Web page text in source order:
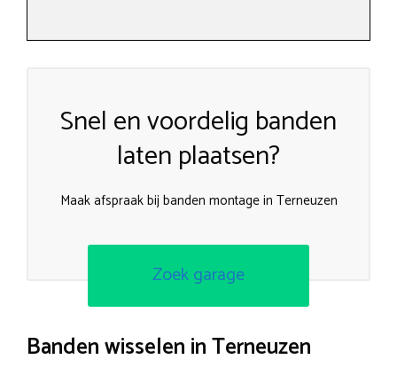
Snel en voordelig banden
laten plaatsen?
Maak afspraak bij banden montage in Terneuzen
Zoek garage
Banden wisselen in Terneuzen